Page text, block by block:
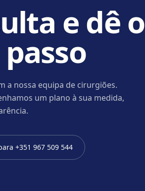
e dê o
a nossa equipa de cirurgiões.
um plano à sua medida,
+351 967 509 544